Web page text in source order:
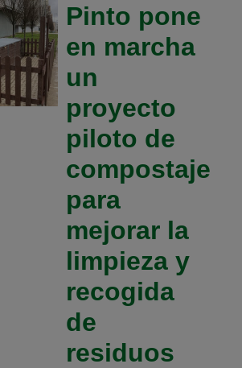
Pinto pone
en marcha
un
proyecto
piloto de
compostaje
para
mejorar la
limpieza y
recogida
de
residuos